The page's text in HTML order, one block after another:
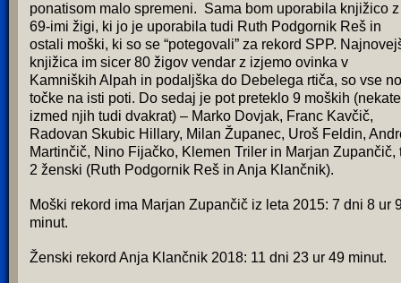
ponatisom malo spremeni. Sama bom uporabila knjižico z
69-imi žigi, ki jo je uporabila tudi Ruth Podgornik Reš in
ostali moški, ki so se “potegovali” za rekord SPP.
knjižica im sicer 80 žigov vendar z izjemo ovinka v
Kamniških Alpah in podaljška do Debelega rtiča, so vse
točke na isti poti. Do sedaj je pot preteklo 9 moških
izmed njih tudi dvakrat) – Marko Dovjak, Franc Kavčič,
Radovan Skubic Hillary, Milan Županec, Uroš Feldin,
Martinčič, Nino Fijačko, Klemen Triler in Marjan Zupančič,
2 ženski (Ruth Podgornik Reš in Anja Klančnik).
Moški rekord ima Marjan Zupančič iz leta 2015: 7 dni 8 ur
minut.
Ženski rekord Anja Klančnik 2018: 11 dni 23 ur 49 minut.